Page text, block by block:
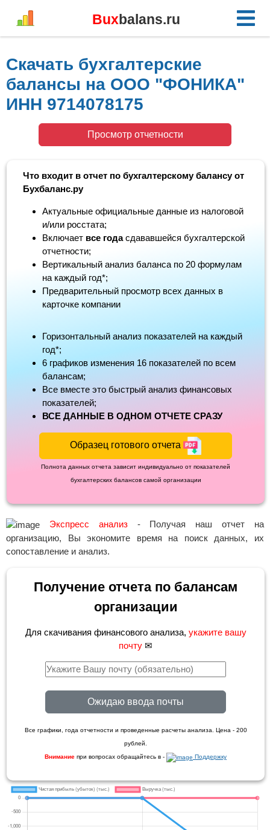
Buxbalans.ru
Скачать бухгалтерские
балансы на ООО "ФОНИКА"
ИНН 9714078175
Просмотр отчетности
Что входит в отчет по бухгалтерскому балансу от
Бухбаланс.ру
Актуальные официальные данные из налоговой
и/или росстата;
Включает все годасдававшейся бухгалтерской
отчетности;
Вертикальный анализ баланса по 20 формулам
на каждый год*;
Предварительный просмотр всех данных в
карточке компании
Горизонтальный анализ показателей на каждый
год*;
6 графиков изменения 16 показателей по всем
балансам;
Все вместе это быстрый анализ финансовых
показателей;
ВСЕ ДАННЫЕ В ОДНОМ ОТЧЕТЕ СРАЗУ
Образец готового отчета
Полнота данных отчета зависит индивидуально от показателей
бухгалтерских балансов самой организации
Экспресс анализ- Получая наш отчет на
организацию, Вы экономите время на поиск данных, их
сопоставление и анализ.
Получение отчета по балансам
организации
Для скачивания финансового анализа, укажите вашу
почту ✉
Ожидаю ввода почты
Все графики, года отчетности и проведенные расчеты анализа. Цена - 200
рублей.
Внимание при вопросах обращайтесь в - Поддержку